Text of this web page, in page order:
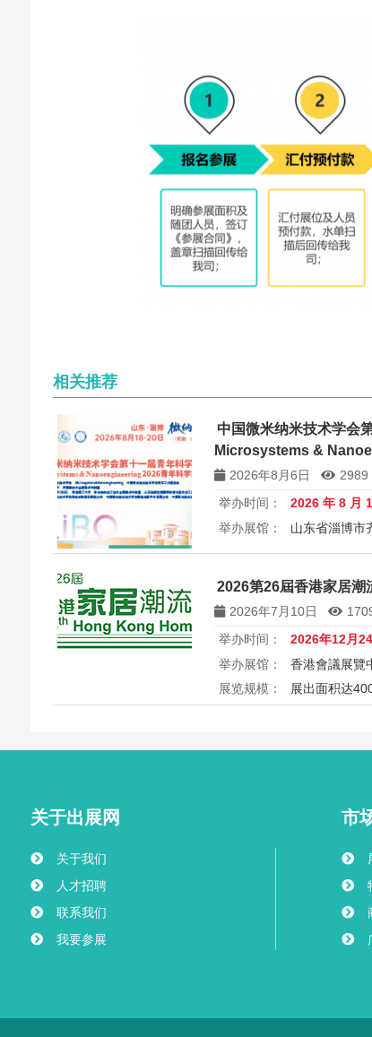
相关推荐
中国微米纳米技术学会
Microsystems &
讨会2026年8月6日
2989
举办时间：
2026 年 8 月
举办展馆：
山东省淄博市
展览规模：
5000+平方米
中国微米纳米技术学会第十
Microsystems &
2026第26屆香港家居
2026年7月10日
举办时间：
2026年12月
举办展馆：
香港會議展覽
展览规模：
展出面积达
商，打造岁末一站式家居采
关于出展网
关于我们
人才招聘
联系我们
我要参展
市